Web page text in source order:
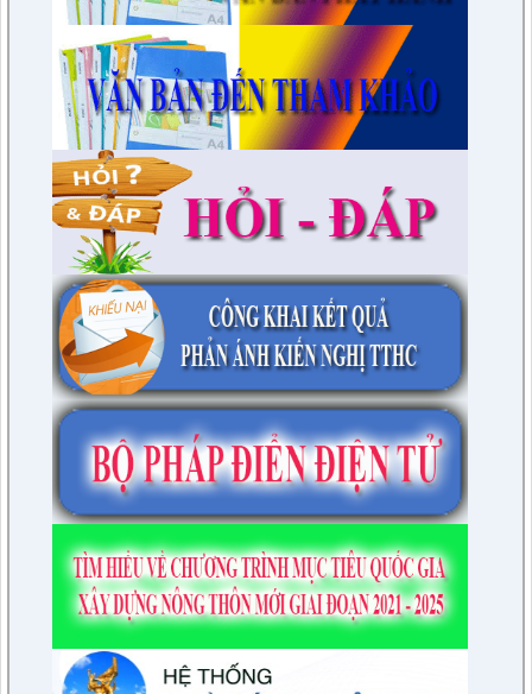
230/CTr-TT HĐND
Chương trình công tác tháng 03/2023 của TT HĐND
lượt xem: 3379 | lượt tải:461
1/NQ-TTHĐND
Nghị quyết V/v: Điều chỉnh cục bộ quy hoạch chi tiết xây dựng
tỷ lệ 1/500 Khu trung tâm thị trấn Tuần Giáo huyện Tuần Giáo
tỉnh Điện Biên ( Khu dân cư số 1 Thị trấn Tuần Giáo; Khu dân
cư số 2 Thị trấn Tuần Giáo; Khu dân cư mới số 3
lượt xem: 2803 | lượt tải:1456
2/CV-BDT
Đề xuất chuyên đề giám sát năm 2024
lượt xem: 3925 | lượt tải:979
4/CV-BKTXH
Đề xuất nội dung giám sát năm 2024 của TT HĐND huyện
lượt xem: 4941 | lượt tải:1315